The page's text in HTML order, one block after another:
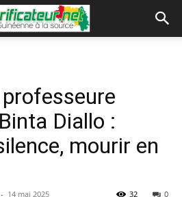
Diallo :
mourir en
- 14 mai 2025 0
32